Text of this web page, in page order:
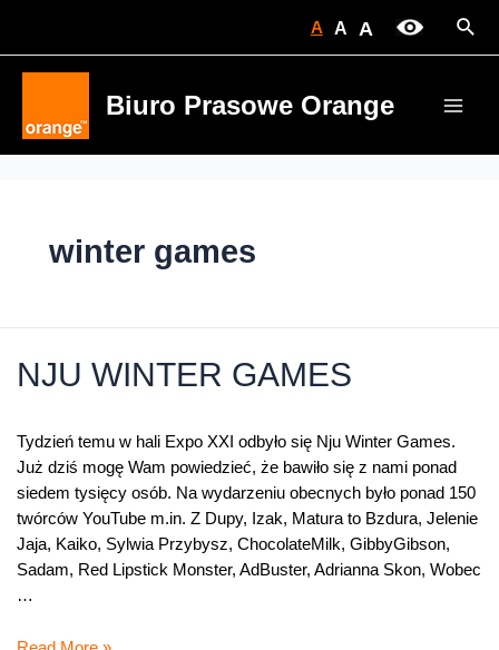
A A A
Biuro Prasowe Orange
winter games
NJU WINTER GAMES
Tydzień temu w hali Expo XXI odbyło się Nju Winter Games.
Już dziś mogę Wam powiedzieć, że bawiło się z nami ponad
siedem tysięcy osób. Na wydarzeniu obecnych było ponad 150
twórców YouTube m.in. Z Dupy, Izak, Matura to Bzdura, Jelenie
Jaja, Kaiko, Sylwia Przybysz, ChocolateMilk, GibbyGibson,
Sadam, Red Lipstick Monster, AdBuster, Adrianna Skon, Wobec
…
NJU